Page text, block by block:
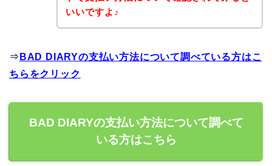
いいですよ♪
⇒ BAD DIARYの支払い方法について調べている方はこ
ちらをクリック
BAD DIARYの支払い方法について調べて
いる方はこちら